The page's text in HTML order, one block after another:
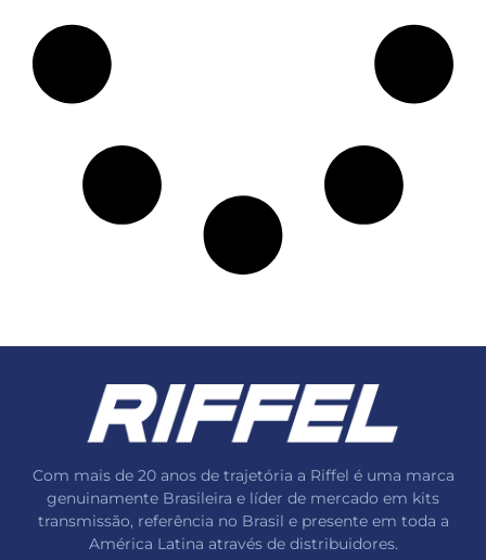
Com mais de 20 anos de trajetória a Riffel é uma marca
genuinamente Brasileira e líder de mercado em kits
transmissão, referência no Brasil e presente em toda a
América Latina através de distribuidores.